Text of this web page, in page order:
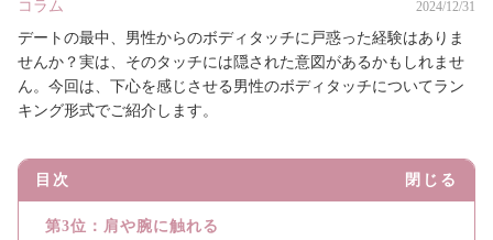
コラム 2024/12/31
デートの最中、男性からのボディタッチに戸惑った経験はありま
せんか？実は、そのタッチには隠された意図があるかもしれませ
ん。今回は、下心を感じさせる男性のボディタッチについてラン
キング形式でご紹介します。
目次 閉じる
第3位：肩や腕に触れる